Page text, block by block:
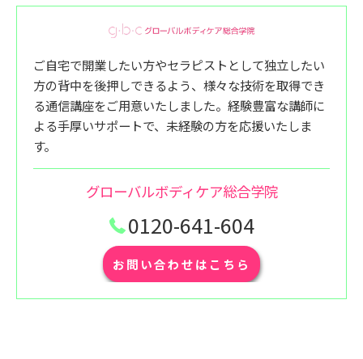
ご自宅で開業したい方やセラピストとして独立したい
方の背中を後押しできるよう、様々な技術を取得でき
る通信講座をご用意いたしました。経験豊富な講師に
よる手厚いサポートで、未経験の方を応援いたしま
す。
グローバルボディケア総合学院
0120-641-604
お問い合わせはこちら